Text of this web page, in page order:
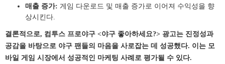
매출 증가: 게임 다운로드 및 매출 증가로 이어져 수익성을 향
상시킨다.
결론적으로, 컴투스 프로야구 <야구 좋아하세요?> 광고는 진정성과
공감을 바탕으로 야구 팬들의 마음을 사로잡는 데 성공했다. 이는 모
바일 게임 시장에서 성공적인 마케팅 사례로 평가될 수 있다.